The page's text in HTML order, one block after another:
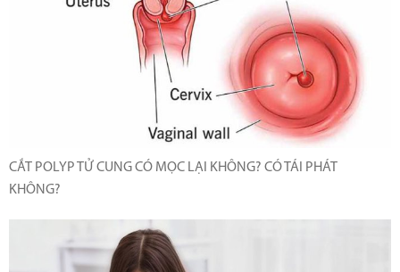
CẮT POLYP TỬ CUNG CÓ MỌC LẠI KHÔNG? CÓ TÁI PHÁT
KHÔNG?